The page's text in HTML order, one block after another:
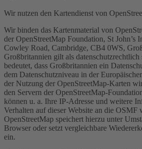
Wir nutzen den Kartendienst von
Wir binden das Kartenmaterial von
der OpenStreetMap Foundation, St John’s
Cowley Road, Cambridge, CB4 0WS,
Großbritannien gilt als datenschutzrechtlich
bedeutet, dass Großbritannien ein
dem Datenschutzniveau in der
der Nutzung der OpenStreetMap-Karten
den Servern der OpenStreetMap-
können u. a. Ihre IP-Adresse und weitere
Verhalten auf dieser Website an die OSMF
OpenStreetMap speichert hierzu unter
Browser oder setzt vergleichbare
ein.